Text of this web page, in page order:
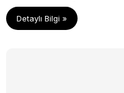
Detaylı Bilgi »